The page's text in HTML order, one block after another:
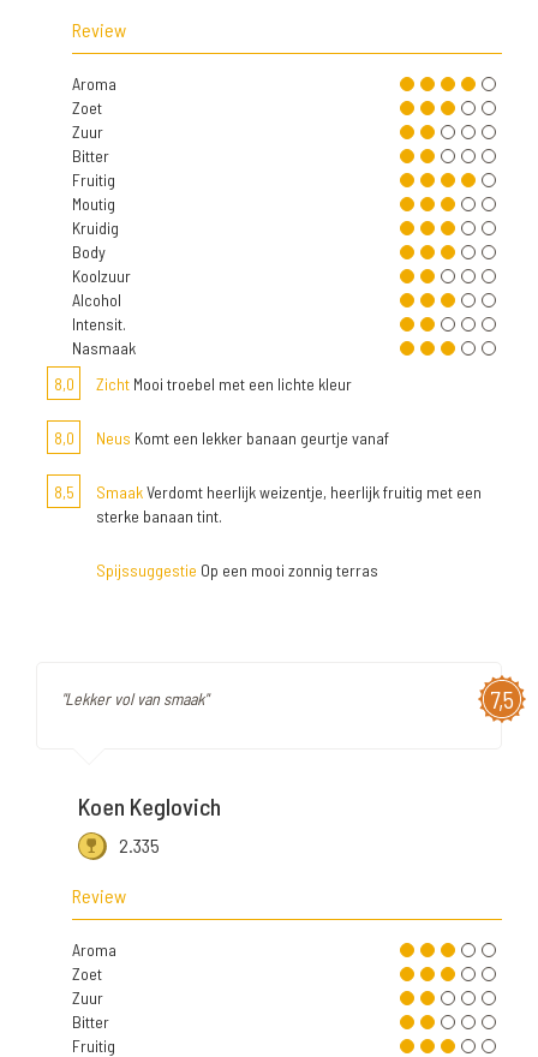
Review
Aroma
Zoet
Zuur
Bitter
Fruitig
Moutig
Kruidig
Body
Koolzuur
Alcohol
Intensit.
Nasmaak
8,0
Zicht Mooi troebel met een lichte kleur
8,0 Neus Komt een lekker banaan geurtje vanaf
8,5 SmaakVerdomt heerlijk weizentje, heerlijk fruitig met een
sterke banaan tint.
Spijssuggestie Op een mooi zonnig terras
7,5
"Lekker vol van smaak"
Koen Keglovich
2.335
Review
Aroma
Zoet
Zuur
Bitter
Fruitig